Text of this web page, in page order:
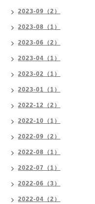
2023-09（2）
2023-08（1）
2023-06（2）
2023-04（1）
2023-02（1）
2023-01（1）
2022-12（2）
2022-10（1）
2022-09（2）
2022-08（1）
2022-07（1）
2022-06（3）
2022-04（2）